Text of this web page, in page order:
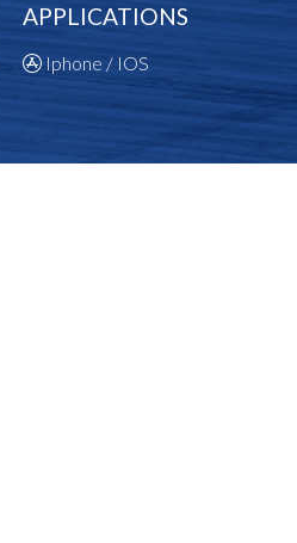
APPLICATIONS
Iphone / IOS